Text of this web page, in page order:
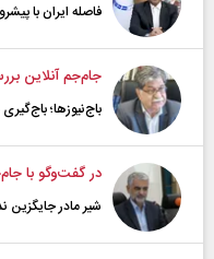
فاصله ایران با
جام‌جم آنلاین
باج‌نیوزها؛
در گفت‌و‌گو با
شیر مادر جایگزین